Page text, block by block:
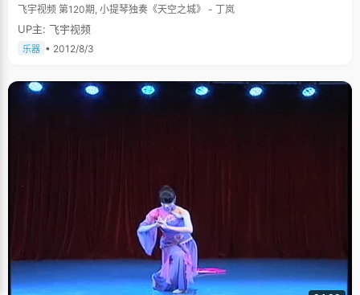
飞宇视频 第120期, 小提琴独奏《天空之城》 - 丁岚
UP主: 飞宇视频
乐器 • 2012/8/3